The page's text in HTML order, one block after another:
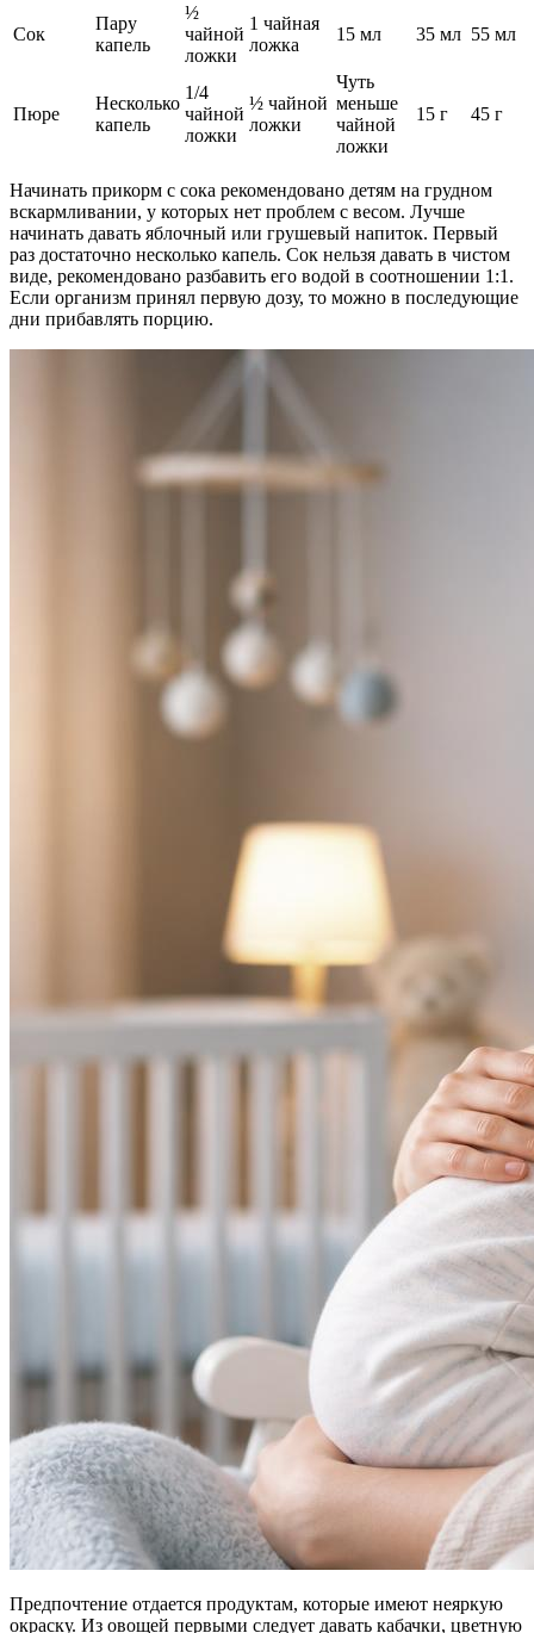
Сок
Пару
капель
½
чайной
ложки
1 чайная
ложка
15 мл 35 мл 55 мл
Пюре
Несколько
капель
1/4
чайной
ложки
½ чайной
ложки
Чуть
меньше
чайной
ложки
15 г 45 г
Начинать прикорм с сока рекомендовано детям на грудном
вскармливании, у которых нет проблем с весом. Лучше
начинать давать яблочный или грушевый напиток. Первый
раз достаточно несколько капель. Сок нельзя давать в чистом
виде, рекомендовано разбавить его водой в соотношении 1:1.
Если организм принял первую дозу, то можно в последующие
дни прибавлять порцию.
Предпочтение отдается продуктам, которые имеют неяркую
окраску. Из овощей первыми следует давать кабачки, цветную